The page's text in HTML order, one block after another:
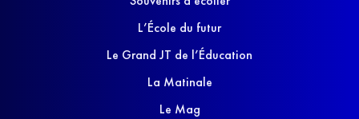
L’École du futur
Le Grand JT de l’Éducation
La Matinale
Le Mag